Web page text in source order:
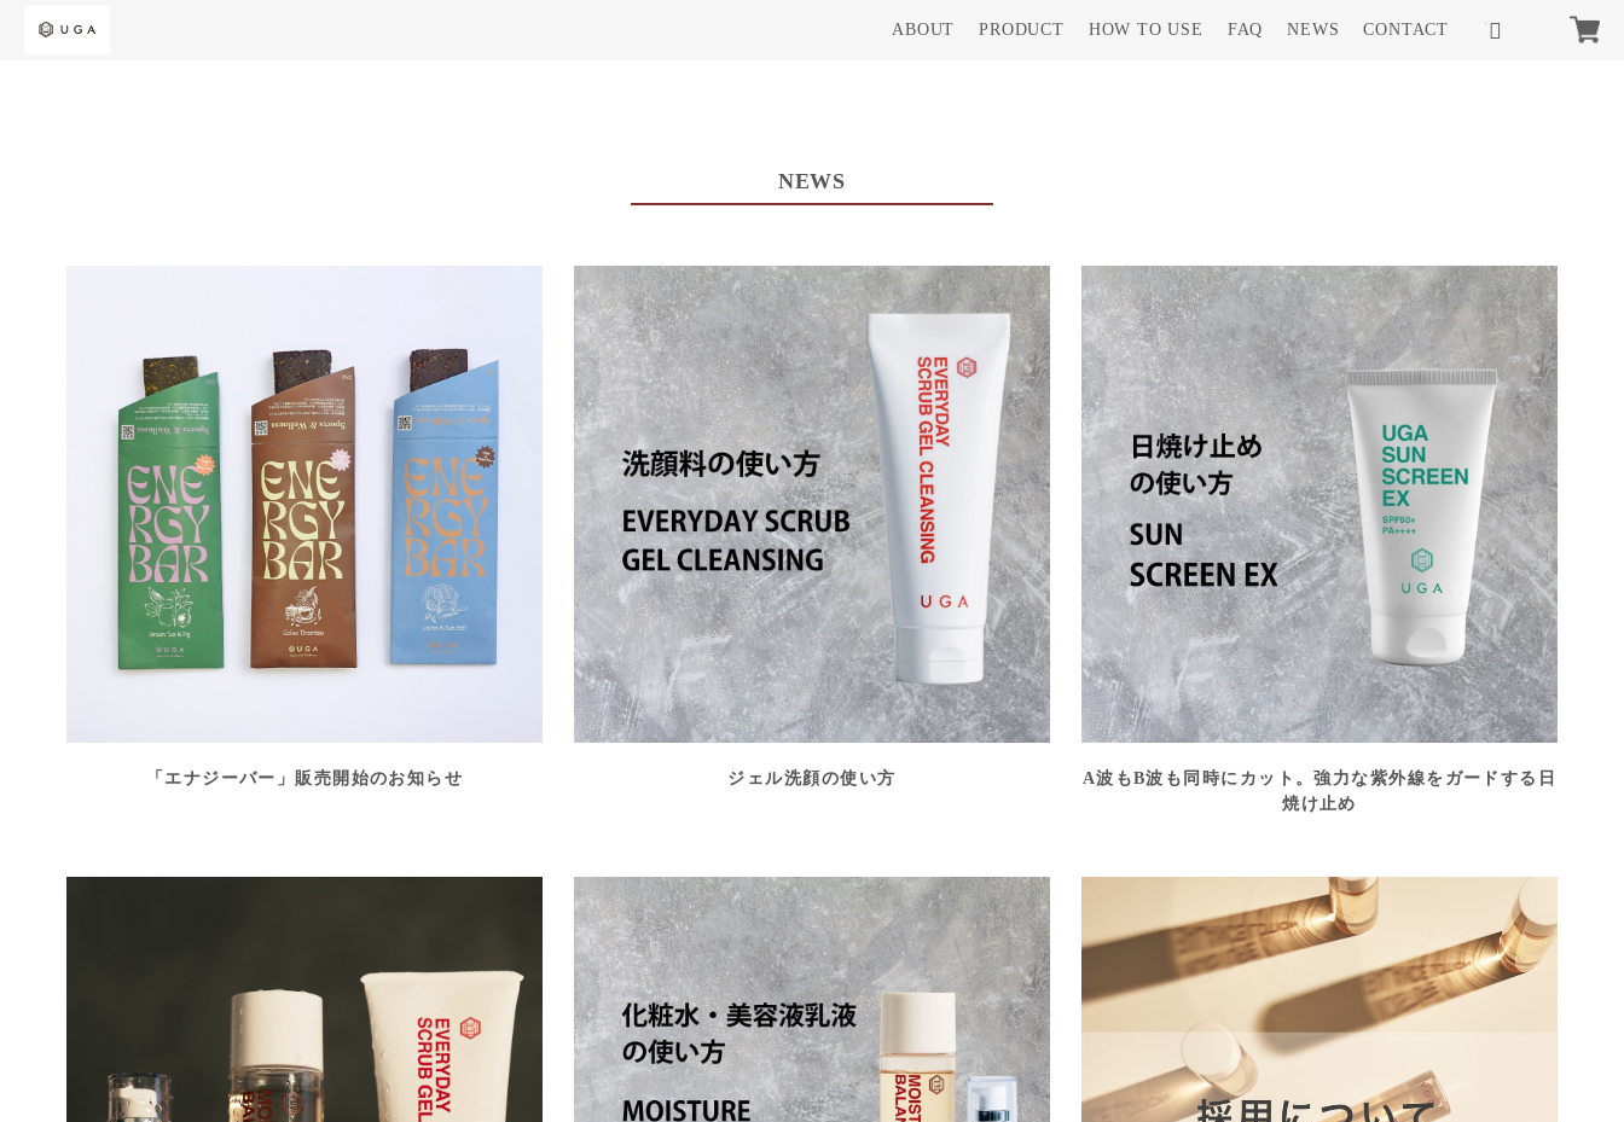
ABOUT PRODUCT HOW TO USE FAQ NEWS CONTACT
NEWS
「エナジーバー」販売開始のお知らせ ジェル洗顔の使い方
A波もB波も同時にカット。強力な紫外線をガードする日
焼け止め